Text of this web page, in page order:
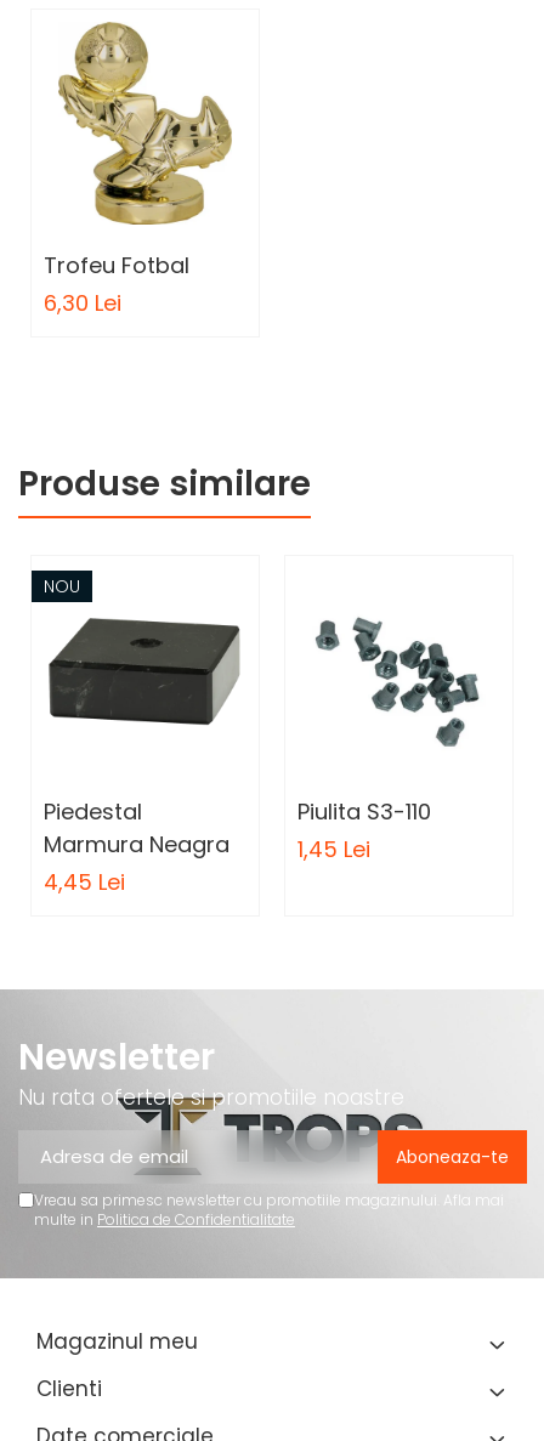
Trofeu Fotbal
6,30 Lei
Produse similare
NOU
Piedestal
Marmura Neagra
4,45 Lei
Piulita S3-110
1,45 Lei
Newsletter
Nu rata ofertele si promotiile noastre
Vreau sa primesc newsletter cu promotiile magazinului. Afla mai
multe in Politica de Confidentialitate
Magazinul meu
Clienti